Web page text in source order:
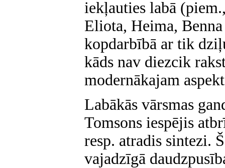
iekļauties labā
Eliota, Heima,
kopdarbībā ar tik
kāds nav diezcik
modernākajam
Labākās vārsmas
Tomsons iespējis
resp. atradis sintezi.
vajadzīgā